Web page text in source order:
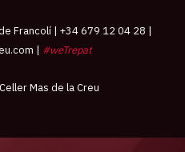
Francolí | +34 679 12 04 28 |
| #weTrepat
Mas de la Creu